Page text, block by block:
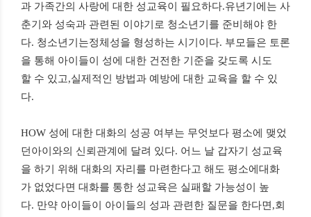
과 가족간의 사랑에 대한 성교육이 필요하다.유년기에는 사
춘기와 성숙과 관련된 이야기로 청소년기를 준비해야 한
다. 청소년기는정체성을 형성하는 시기이다. 부모들은 토론
을 통해 아이들이 성에 대한 건전한 기준을 갖도록 시도
할 수 있고,실제적인 방법과 예방에 대한 교육을 할 수 있
다.
HOW 성에 대한 대화의 성공 여부는 무엇보다 평소에 맺었
던아이와의 신뢰관계에 달려 있다. 어느 날 갑자기 성교육
을 하기 위해 대화의 자리를 마련한다고 해도 평소에대화
가 없었다면 대화를 통한 성교육은 실패할 가능성이 높
다. 만약 아이들이 아이들의 성과 관련한 질문을 한다면,회